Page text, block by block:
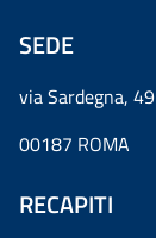
SEDE
via Sardegna, 49
00187 ROMA
RECAPITI